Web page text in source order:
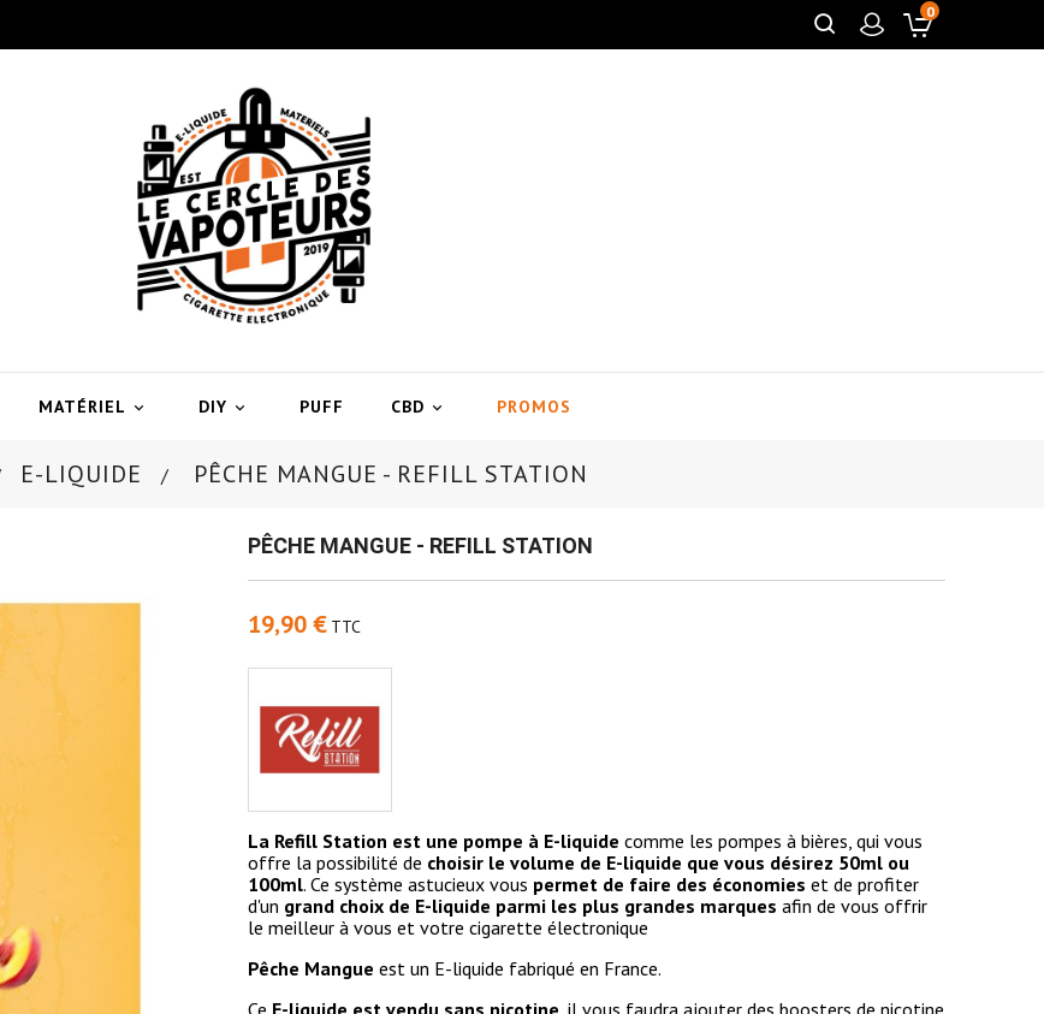
0

MATÉRIEL 
DIY PUFF 
CBD PROMOS
E-LIQUIDE PÊCHE MANGUE - REFILL STATION
PÊCHE MANGUE - REFILL STATION
19,90 € TTC
La Refill Station est une pompe à E-liquide comme les pompes à bières, qui vous
offre la possibilité de choisir le volume de E-liquide que vous désirez 50ml ou
100ml. Ce système astucieux vous permet de faire des économies et de profiter
d'un grand choix de E-liquide parmi les plus grandes marques afin de vous offrir
le meilleur à vous et votre cigarette électronique
Pêche Mangue est un E-liquide fabriqué en France.
Ce E-liquide est vendu sans nicotine, il vous faudra ajouter des boosters de nicotine